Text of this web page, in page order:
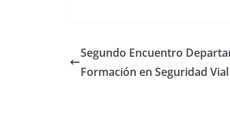
e
b
s
A
e
n
e
Segundo Encuentro
Formación en Seguridad Vial